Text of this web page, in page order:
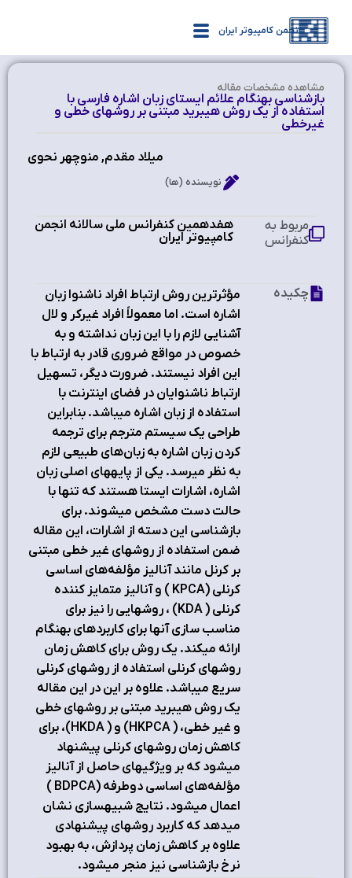
انجمن کامپیوتر ایران
مشاهده‌ مشخصات مقاله
بازشناسی بهنگام علائم ایستای زبان اشاره فارسی با
استفاده از یک روش هیبرید مبتنی بر روش‏های خطی و
غیرخطی
میلاد مقدم, منوچهر نحوی
نویسنده (ها)
هفدهمین کنفرانس ملی سالانه انجمن
کامپیوتر ایران ‫
مربوط به
کنفرانس
مؤثرترین روش ارتباط افراد ناشنوا زبان
اشاره است. اما معمولاً افراد غیرکر و لال
آشنایی لازم را با این زبان نداشته و به
خصوص در مواقع ضروری قادر به ارتباط با
این افراد نیستند. ضرورت دیگر، تسهیل
ارتباط ناشنوایان در فضای اینترنت با
استفاده از زبان اشاره می‏باشد. بنابراین
طراحی یک سیستم مترجم برای ترجمه
کردن زبان اشاره به زبان‌های طبیعی لازم
به نظر می‏رسد. یکی از پایه‏های اصلی زبان
اشاره، اشارات ایستا هستند که تنها با
حالت دست مشخص می‏شوند. برای
بازشناسی این دسته از اشارات، این مقاله
ضمن استفاده از روش‏های غیر خطی مبتنی
بر کرنل مانند آنالیز مؤلفه‌های اساسی
کرنلی (KPCA ) و آنالیز متمایز کننده
کرنلی ( KDA) ، روش‏هایی را نیز برای
مناسب سازی آن‏ها برای کاربرد‏های بهنگام‏
ارائه می‏کند. یک روش برای کاهش زمان
روش‏های کرنلی استفاده از روش‏های کرنلی
سریع می‏باشد. علاوه بر این در این مقاله
یک روش هیبرید مبتنی بر روش‏های خطی
و غیر خطی، ( HKPCA) و ( HKDA)، برای
کاهش زمان روش‏های کرنلی پیشنهاد
می‏شود که بر ویژگی‏های حاصل از آنالیز
مؤلفه‌های اساسی دوطرفه (BDPCA )
اعمال می‏شود. نتایج شبیه‏سازی نشان
می‏دهد که کاربرد روش‏های پیشنهادی
علاوه بر کاهش زمان پردازش، به بهبود
نرخ بازشناسی نیز منجر می‏شود.
چکیده